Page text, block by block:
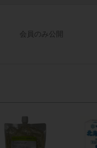
会員のみ公開